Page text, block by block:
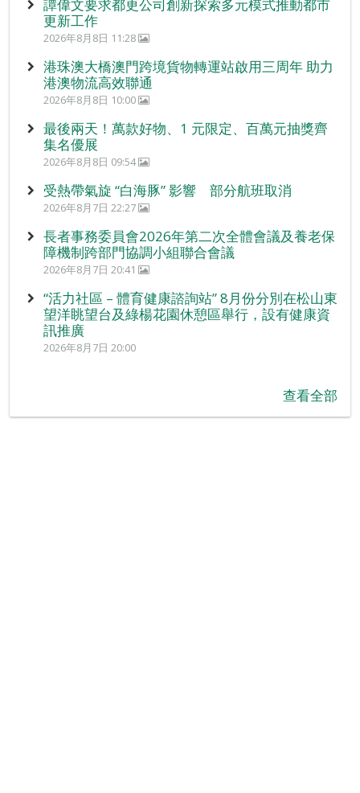
譚偉文要求都更公司創新探索多元模式推動都市
更新工作
2026年8月8日 11:28
港珠澳大橋澳門跨境貨物轉運站啟用三周年 助力
港澳物流高效聯通
2026年8月8日 10:00
最後兩天！萬款好物、1 元限定、百萬元抽獎齊
集名優展
2026年8月8日 09:54
受熱帶氣旋 “白海豚” 影響 部分航班取消
2026年8月7日 22:27
長者事務委員會2026年第二次全體會議及養老保
障機制跨部門協調小組聯合會議
2026年8月7日 20:41
“活力社區 – 體育健康諮詢站” 8月份分別在松山東
望洋眺望台及綠楊花園休憩區舉行，設有健康資
訊推廣
2026年8月7日 20:00
查看全部